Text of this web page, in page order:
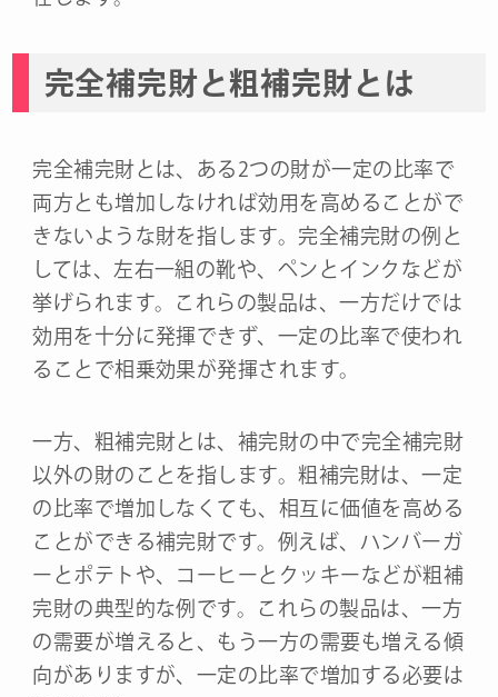
完全補完財と粗補完財とは
完全補完財とは、ある2つの財が一定の比率で
両方とも増加しなければ効用を高めることがで
きないような財を指します。完全補完財の例と
しては、左右一組の靴や、ペンとインクなどが
挙げられます。これらの製品は、一方だけでは
効用を十分に発揮できず、一定の比率で使われ
ることで相乗効果が発揮されます。
一方、粗補完財とは、補完財の中で完全補完財
以外の財のことを指します。粗補完財は、一定
の比率で増加しなくても、相互に価値を高める
ことができる補完財です。例えば、ハンバーガ
ーとポテトや、コーヒーとクッキーなどが粗補
完財の典型的な例です。これらの製品は、一方
の需要が増えると、もう一方の需要も増える傾
向がありますが、一定の比率で増加する必要は